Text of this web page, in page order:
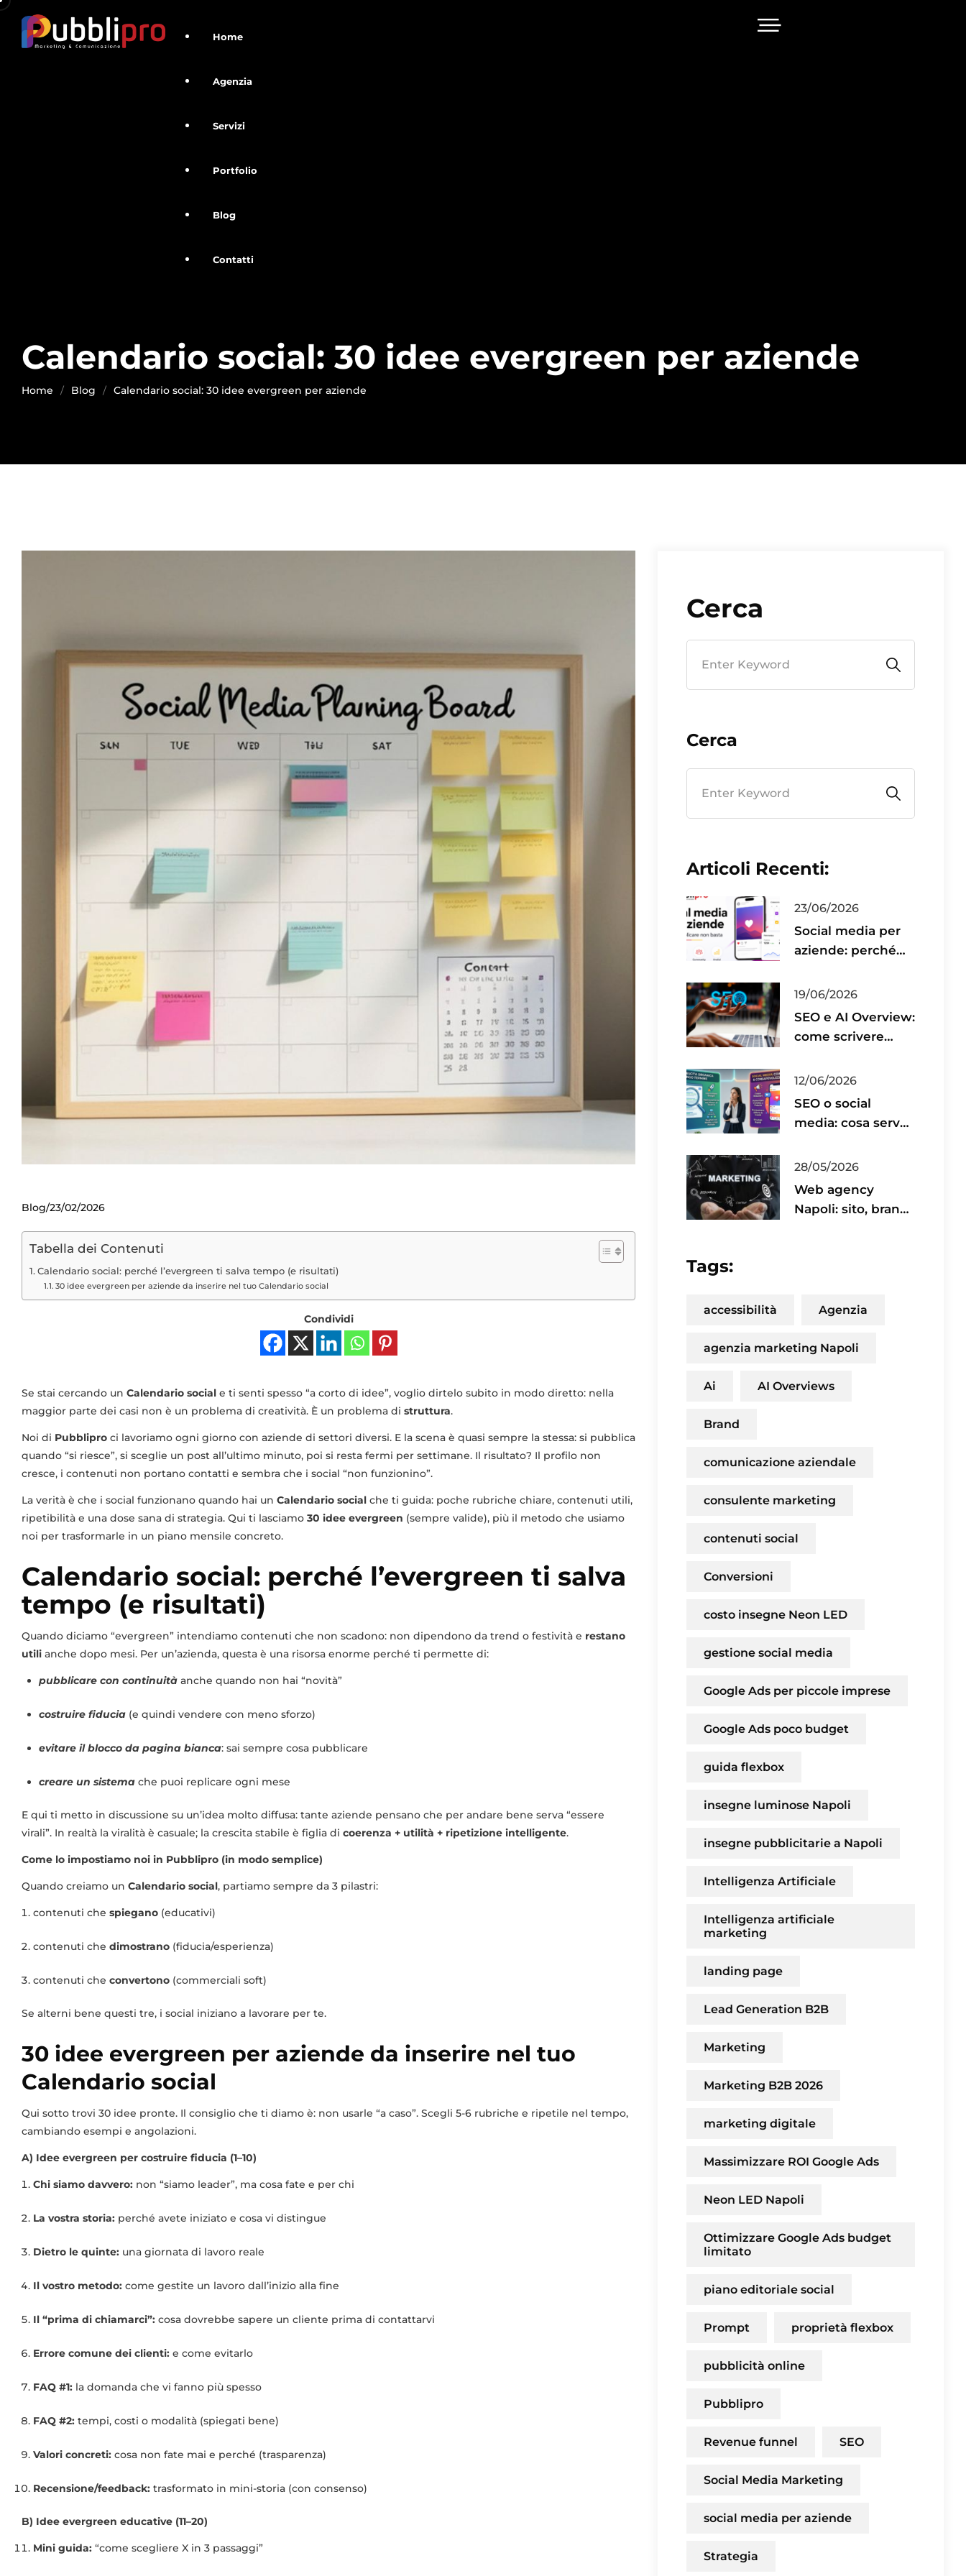
Home
Agenzia
Servizi
Portfolio
Blog
Contatti
Calendario social: 30 idee evergreen per aziende
Home Blog Calendario social: 30 idee evergreen per aziende
Blog 23/02/2026
Tabella dei Contenuti
Calendario social: perché l’evergreen ti salva tempo (e risultati)
30 idee evergreen per aziende da inserire nel tuo Calendario social
Condividi
Se stai cercando un Calendario social e ti senti spesso “a corto di idee”, voglio dirtelo subito in modo diretto: nella
maggior parte dei casi non è un problema di creatività. È un problema di struttura.
Noi di Pubblipro ci lavoriamo ogni giorno con aziende di settori diversi. E la scena è quasi sempre la stessa: si pubblica
quando “si riesce”, si sceglie un post all’ultimo minuto, poi si resta fermi per settimane. Il risultato? Il profilo non
cresce, i contenuti non portano contatti e sembra che i social “non funzionino”.
La verità è che i social funzionano quando hai un Calendario social che ti guida: poche rubriche chiare, contenuti utili,
ripetibilità e una dose sana di strategia. Qui ti lasciamo 30 idee evergreen (sempre valide), più il metodo che usiamo
noi per trasformarle in un piano mensile concreto.
Calendario social: perché l’evergreen ti salva
tempo (e risultati)
Quando diciamo “evergreen” intendiamo contenuti che non scadono: non dipendono da trend o festività e restano
utili anche dopo mesi. Per un’azienda, questa è una risorsa enorme perché ti permette di:
pubblicare con continuità anche quando non hai “novità”
costruire fiducia (e quindi vendere con meno sforzo)
evitare il blocco da pagina bianca: sai sempre cosa pubblicare
creare un sistema che puoi replicare ogni mese
E qui ti metto in discussione su un’idea molto diffusa: tante aziende pensano che per andare bene serva “essere
virali”. In realtà la viralità è casuale; la crescita stabile è figlia di coerenza + utilità + ripetizione intelligente.
Come lo impostiamo noi in Pubblipro (in modo semplice)
Quando creiamo un Calendario social, partiamo sempre da 3 pilastri:
contenuti che spiegano (educativi)
contenuti che dimostrano (fiducia/esperienza)
contenuti che convertono (commerciali soft)
Se alterni bene questi tre, i social iniziano a lavorare per te.
30 idee evergreen per aziende da inserire nel tuo
Calendario social
Qui sotto trovi 30 idee pronte. Il consiglio che ti diamo è: non usarle “a caso”. Scegli 5-6 rubriche e ripetile nel tempo,
cambiando esempi e angolazioni.
A) Idee evergreen per costruire fiducia (1–10)
Chi siamo davvero: non “siamo leader”, ma cosa fate e per chi
La vostra storia: perché avete iniziato e cosa vi distingue
Dietro le quinte: una giornata di lavoro reale
Il vostro metodo: come gestite un lavoro dall’inizio alla fine
Il “prima di chiamarci”: cosa dovrebbe sapere un cliente prima di contattarvi
Errore comune dei clienti: e come evitarlo
FAQ #1: la domanda che vi fanno più spesso
FAQ #2: tempi, costi o modalità (spiegati bene)
Valori concreti: cosa non fate mai e perché (trasparenza)
Recensione/feedback: trasformato in mini-storia (con consenso)
B) Idee evergreen educative (11–20)
Mini guida: “come scegliere X in 3 passaggi”
Cerca
Cerca
Articoli Recenti:
23/06/2026
Social media per
aziende: perché
basta
19/06/2026
SEO e AI Overview:
come scrivere
il 2026
12/06/2026
SEO o social
media: cosa serve
azienda?
28/05/2026
Web agency
Napoli: sito, brand
Tags:
accessibilità Agenzia
agenzia marketing Napoli
Ai AI Overviews
Brand
comunicazione aziendale
consulente marketing
contenuti social
Conversioni
costo insegne Neon LED
gestione social media
Google Ads per piccole imprese
Google Ads poco budget
guida flexbox
insegne luminose Napoli
insegne pubblicitarie a Napoli
Intelligenza Artificiale
Intelligenza artificiale
marketing
landing page
Lead Generation B2B
Marketing
Marketing B2B 2026
marketing digitale
Massimizzare ROI Google Ads
Neon LED Napoli
Ottimizzare Google Ads budget
limitato
piano editoriale social
Prompt proprietà flexbox
pubblicità online
Pubblipro
Revenue funnel SEO
Social Media Marketing
social media per aziende
Strategia